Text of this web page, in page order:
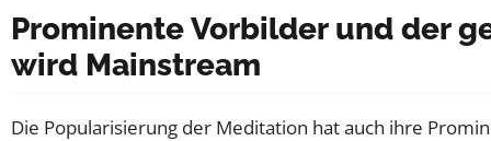
Prominente Vorbilder und der
wird Mainstream
Die Popularisierung der Meditation hat auch ihre